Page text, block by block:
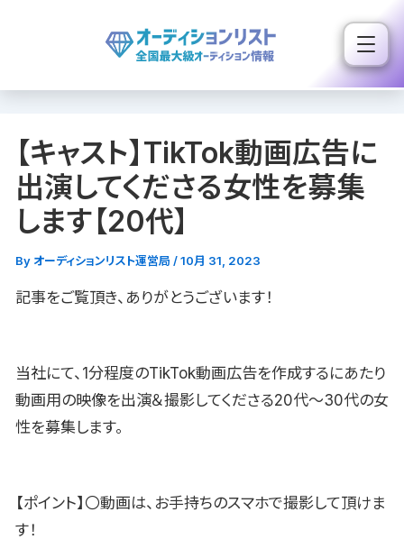
ス
【キャスト】TikTok動画広告に
出演してくださる女性を募集
します【20代】
By オーディションリスト運営局 /10月 31, 2023
記事をご覧頂き、ありがとうございます！
当社にて、1分程度のTikTok動画広告を作成するにあたり
動画用の映像を出演＆撮影してくださる20代〜30代の女
性を募集します。
【ポイント】〇動画は、お手持ちのスマホで撮影して頂けま
す！